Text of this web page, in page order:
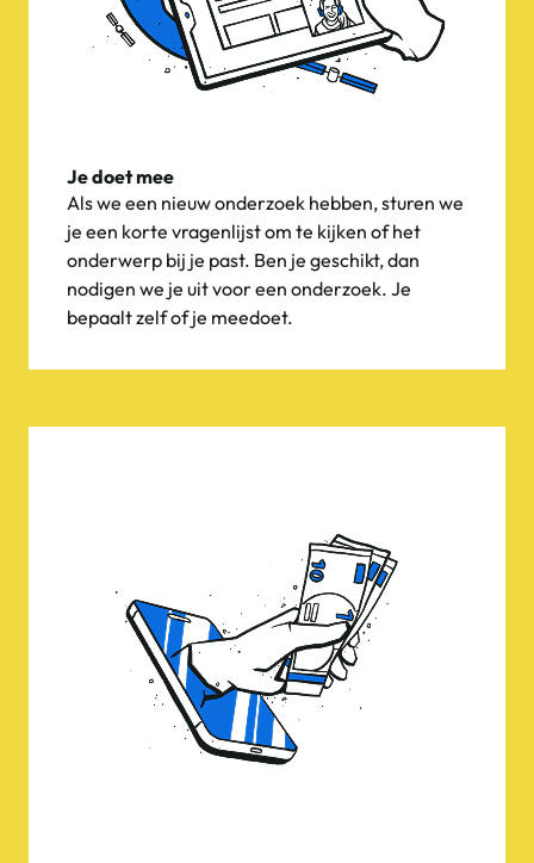
Je doet mee
Als we een nieuw onderzoek hebben, sturen we
je een korte vragenlijst om te kijken of het
onderwerp bij je past. Ben je geschikt, dan
nodigen we je uit voor een onderzoek. Je
bepaalt zelf of je meedoet.